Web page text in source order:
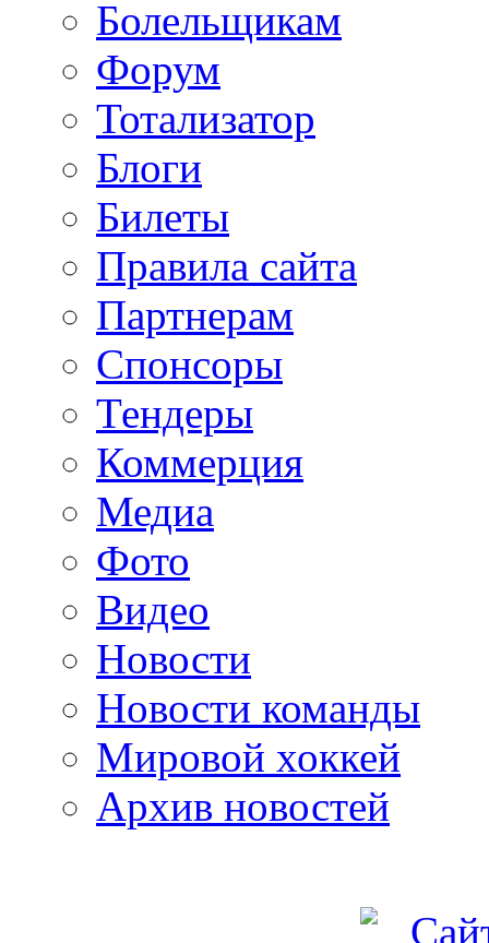
Болельщикам
Форум
Тотализатор
Блоги
Билеты
Правила сайта
Партнерам
Спонсоры
Тендеры
Коммерция
Медиа
Фото
Видео
Новости
Новости команды
Мировой хоккей
Архив новостей